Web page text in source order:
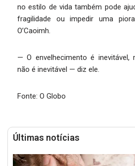
no estilo de vida também pode
fragilidade ou impedir uma
O’Caoimh.
— O envelhecimento é inevitável,
não é inevitável — diz ele.
Fonte: O Globo
Últimas notícias